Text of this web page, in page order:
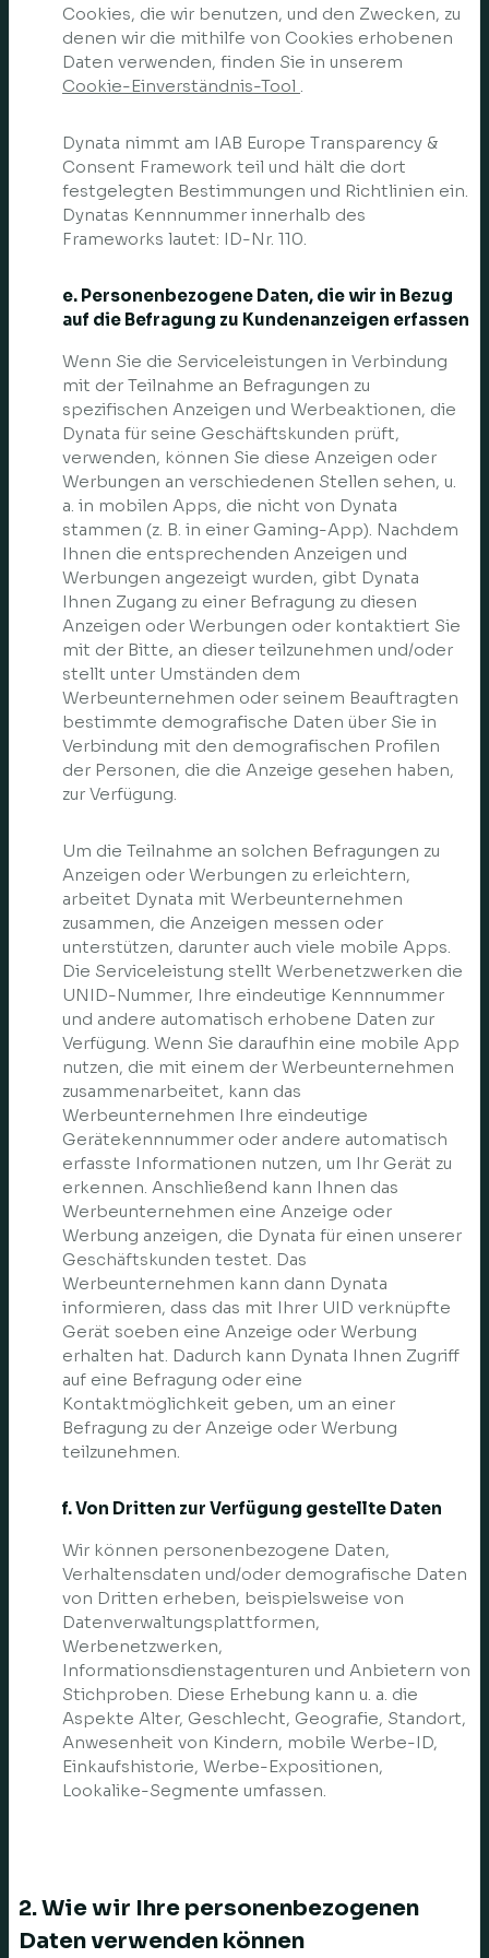
Cookies, die wir benutzen, und den Zwecken, zu
denen wir die mithilfe von Cookies erhobenen
Daten verwenden, finden Sie in unserem
Cookie-Einverständnis-Tool .
Dynata nimmt am IAB Europe Transparency &
Consent Framework teil und hält die dort
festgelegten Bestimmungen und Richtlinien ein.
Dynatas Kennnummer innerhalb des
Frameworks lautet: ID-Nr. 110.
e. Personenbezogene Daten, die wir in Bezug
auf die Befragung zu Kundenanzeigen erfassen
Wenn Sie die Serviceleistungen in Verbindung
mit der Teilnahme an Befragungen zu
spezifischen Anzeigen und Werbeaktionen, die
Dynata für seine Geschäftskunden prüft,
verwenden, können Sie diese Anzeigen oder
Werbungen an verschiedenen Stellen sehen, u.
a. in mobilen Apps, die nicht von Dynata
stammen (z. B. in einer Gaming-App). Nachdem
Ihnen die entsprechenden Anzeigen und
Werbungen angezeigt wurden, gibt Dynata
Ihnen Zugang zu einer Befragung zu diesen
Anzeigen oder Werbungen oder kontaktiert Sie
mit der Bitte, an dieser teilzunehmen und/oder
stellt unter Umständen dem
Werbeunternehmen oder seinem Beauftragten
bestimmte demografische Daten über Sie in
Verbindung mit den demografischen Profilen
der Personen, die die Anzeige gesehen haben,
zur Verfügung.
Um die Teilnahme an solchen Befragungen zu
Anzeigen oder Werbungen zu erleichtern,
arbeitet Dynata mit Werbeunternehmen
zusammen, die Anzeigen messen oder
unterstützen, darunter auch viele mobile Apps.
Die Serviceleistung stellt Werbenetzwerken die
UNID-Nummer, Ihre eindeutige Kennnummer
und andere automatisch erhobene Daten zur
Verfügung. Wenn Sie daraufhin eine mobile App
nutzen, die mit einem der Werbeunternehmen
zusammenarbeitet, kann das
Werbeunternehmen Ihre eindeutige
Gerätekennnummer oder andere automatisch
erfasste Informationen nutzen, um Ihr Gerät zu
erkennen. Anschließend kann Ihnen das
Werbeunternehmen eine Anzeige oder
Werbung anzeigen, die Dynata für einen unserer
Geschäftskunden testet. Das
Werbeunternehmen kann dann Dynata
informieren, dass das mit Ihrer UID verknüpfte
Gerät soeben eine Anzeige oder Werbung
erhalten hat. Dadurch kann Dynata Ihnen Zugriff
auf eine Befragung oder eine
Kontaktmöglichkeit geben, um an einer
Befragung zu der Anzeige oder Werbung
teilzunehmen.
f. Von Dritten zur Verfügung gestellte Daten
Wir können personenbezogene Daten,
Verhaltensdaten und/oder demografische Daten
von Dritten erheben, beispielsweise von
Datenverwaltungsplattformen,
Werbenetzwerken,
Informationsdienstagenturen und Anbietern von
Stichproben. Diese Erhebung kann u. a. die
Aspekte Alter, Geschlecht, Geografie, Standort,
Anwesenheit von Kindern, mobile Werbe-ID,
Einkaufshistorie, Werbe-Expositionen,
Lookalike-Segmente umfassen.
2. Wie wir Ihre personenbezogenen
Daten verwenden können